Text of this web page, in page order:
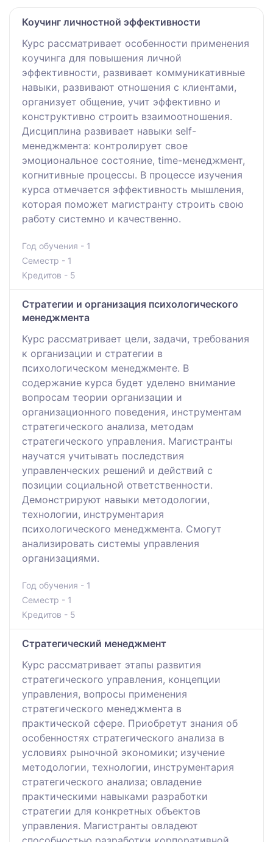
Коучинг личностной эффективности
Курс рассматривает особенности применения
коучинга для повышения личной
эффективности, развивает коммуникативные
навыки, развивают отношения с клиентами,
организует общение, учит эффективно и
конструктивно строить взаимоотношения.
Дисциплина развивает навыки self-
менеджмента: контролирует свое
эмоциональное состояние, time-менеджмент,
когнитивные процессы. В процессе изучения
курса отмечается эффективность мышления,
которая поможет магистранту строить свою
работу системно и качественно.
Год обучения - 1
Семестр - 1
Кредитов - 5
Стратегии и организация психологического
менеджмента
Курс рассматривает цели, задачи, требования
к организации и стратегии в
психологическом менеджменте. В
содержание курса будет уделено внимание
вопросам теории организации и
организационного поведения, инструментам
стратегического анализа, методам
стратегического управления. Магистранты
научатся учитывать последствия
управленческих решений и действий с
позиции социальной ответственности.
Демонстрируют навыки методологии,
технологии, инструментария
психологического менеджмента. Смогут
анализировать системы управления
организациями.
Год обучения - 1
Семестр - 1
Кредитов - 5
Стратегический менеджмент
Курс рассматривает этапы развития
стратегического управления, концепции
управления, вопросы применения
стратегического менеджмента в
практической сфере. Приобретут знания об
особенностях стратегического анализа в
условиях рыночной экономики; изучение
методологии, технологии, инструментария
стратегического анализа; овладение
практическими навыками разработки
стратегии для конкретных объектов
управления. Магистранты овладеют